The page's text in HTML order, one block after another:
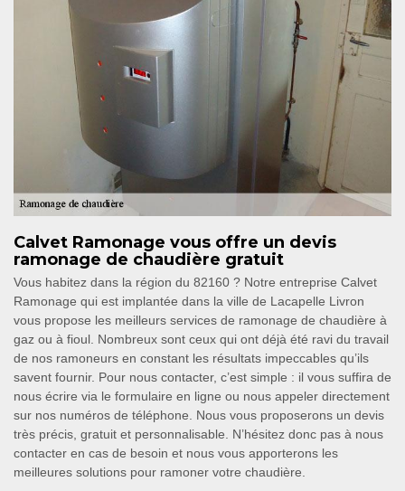
Calvet Ramonage vous offre un devis
ramonage de chaudière gratuit
Vous habitez dans la région du 82160 ? Notre entreprise Calvet
Ramonage qui est implantée dans la ville de Lacapelle Livron
vous propose les meilleurs services de ramonage de chaudière à
gaz ou à fioul. Nombreux sont ceux qui ont déjà été ravi du travail
de nos ramoneurs en constant les résultats impeccables qu’ils
savent fournir. Pour nous contacter, c’est simple : il vous suffira de
nous écrire via le formulaire en ligne ou nous appeler directement
sur nos numéros de téléphone. Nous vous proposerons un devis
très précis, gratuit et personnalisable. N’hésitez donc pas à nous
contacter en cas de besoin et nous vous apporterons les
meilleures solutions pour ramoner votre chaudière.